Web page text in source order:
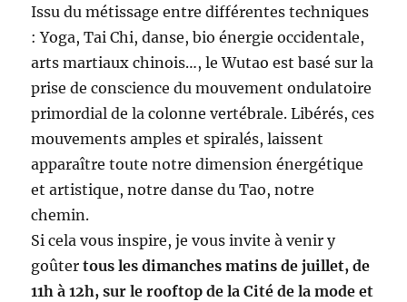
Issu du métissage entre différentes techniques
: Yoga, Tai Chi, danse, bio énergie occidentale,
arts martiaux chinois…, le Wutao est basé sur la
prise de conscience du mouvement ondulatoire
primordial de la colonne vertébrale. Libérés, ces
mouvements amples et spiralés, laissent
apparaître toute notre dimension énergétique
et artistique, notre danse du Tao, notre
chemin.
Si cela vous inspire, je vous invite à venir y
goûtertous les dimanches matins de juillet, de
11h à 12h, sur le rooftop de la Cité de la mode et